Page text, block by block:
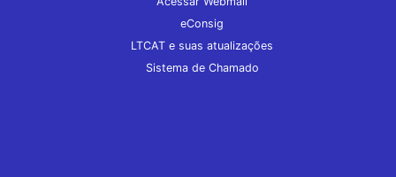
eConsig
LTCAT e suas atualizações
Sistema de Chamado